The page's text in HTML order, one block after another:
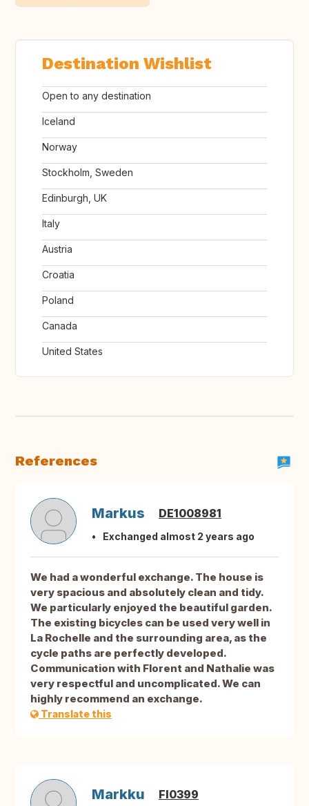
Destination Wishlist
Open to any destination
Iceland
Norway
Stockholm, Sweden
Edinburgh, UK
Italy
Austria
Croatia
Poland
Canada
United States
References
Markus DE1008981
Exchanged almost 2 years ago
We had a wonderful exchange. The house is
very spacious and absolutely clean and tidy.
We particularly enjoyed the beautiful garden.
The existing bicycles can be used very well in
La Rochelle and the surrounding area, as the
cycle paths are perfectly developed.
Communication with Florent and Nathalie was
very respectful and uncomplicated. We can
highly recommend an exchange.
Translate this
Markku FI0399